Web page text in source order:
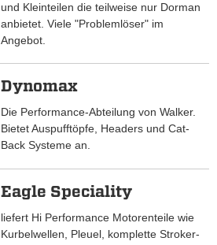
und Kleinteilen die teilweise nur Dorman
anbietet. Viele "Problemlöser" im
Angebot.
Dynomax
Die Performance-Abteilung von Walker.
Bietet Auspufftöpfe, Headers und Cat-
Back Systeme an.
Eagle Speciality
liefert Hi Performance Motorenteile wie
Kurbelwellen, Pleuel, komplette Stroker-